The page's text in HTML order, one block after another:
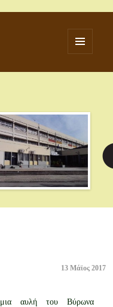
13 Μάϊος 2017
αυλή του Βύρωνα